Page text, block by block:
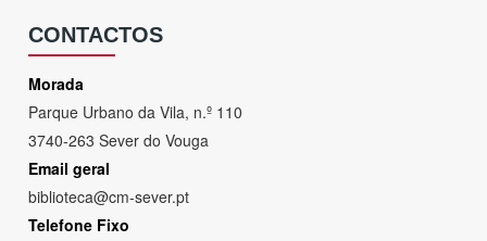
CONTACTOS
Morada
Parque Urbano da Vila, n.º 110
3740-263 Sever do Vouga
Email geral
biblioteca@cm-sever.pt
Telefone Fixo